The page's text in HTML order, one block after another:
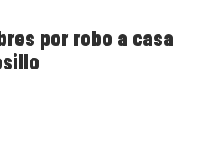
por robo a casa